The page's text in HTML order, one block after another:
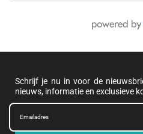
Schrijf je nu in voor de
nieuws, informatie en exclusieve